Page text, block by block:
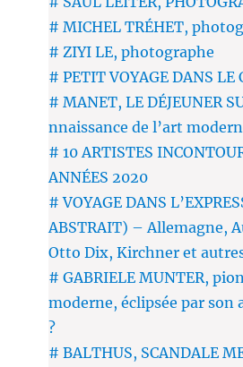
# MICHEL TRÉHET,
# ZIYI LE, photographe
# PETIT VOYAGE DANS LE
# MANET, LE DÉJEUNER
nnaissance de l’art
# 10 ARTISTES
ANNÉES 2020
# VOYAGE DANS
ABSTRAIT) – Allemagne,
Otto Dix, Kirchner et
# GABRIELE MUNTER,
moderne, éclipsée par son
?
# BALTHUS, SCANDALE